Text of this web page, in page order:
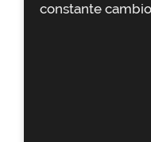
constante